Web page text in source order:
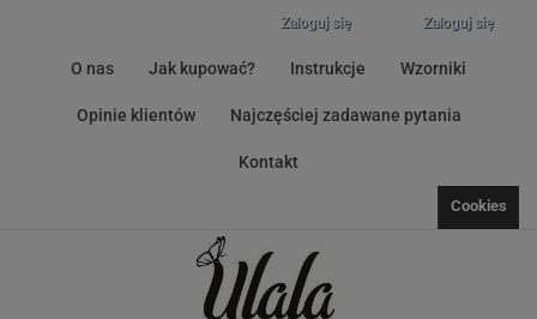
Zaloguj się
Zaloguj się
O nas Jak kupować? Instrukcje Wzorniki
Opinie klientów Najczęściej zadawane pytania
Kontakt
Cookies